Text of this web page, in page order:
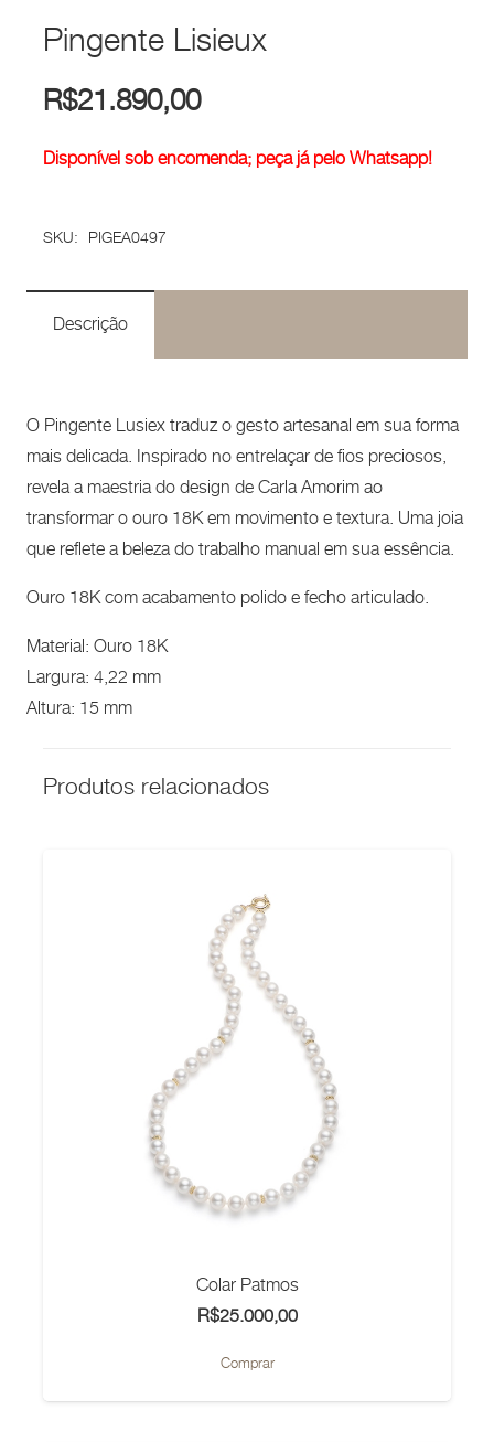
Pingente Lisieux
R$21.890,00
Disponível sob encomenda; peça já pelo Whatsapp!
SKU: PIGEA0497
Descrição
O Pingente Lusiex traduz o gesto artesanal em sua forma
mais delicada. Inspirado no entrelaçar de fios preciosos,
revela a maestria do design de Carla Amorim ao
transformar o ouro 18K em movimento e textura. Uma joia
que reflete a beleza do trabalho manual em sua essência.
Ouro 18K com acabamento polido e fecho articulado.
Material: Ouro 18K
Largura: 4,22 mm
Altura: 15 mm
Produtos relacionados
Colar Patmos
R$25.000,00
Comprar